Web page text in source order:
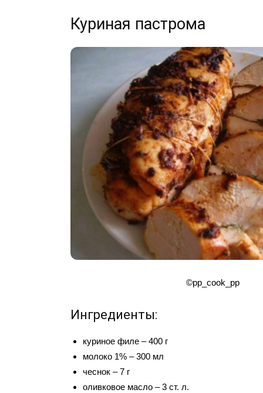
Куриная пастрома
©pp_cook_pp
Ингредиенты:
куриное филе – 400 г
молоко 1% – 300 мл
чеснок – 7 г
оливковое масло – 3 ст. л.